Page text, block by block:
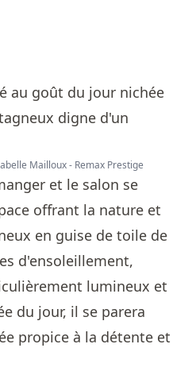
Mailloux - Remax Prestige
et le salon se
offrant la nature et
en guise de toile de
d'ensoleillement,
lumineux et
du jour, il se parera
propice à la détente et